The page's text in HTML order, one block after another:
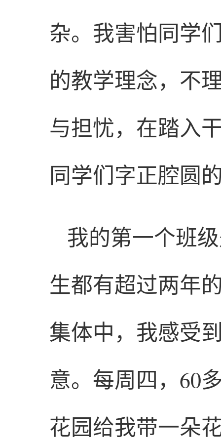
杂。我害怕同学
的教学理念，不
与担忧，在踏入
同学们字正腔圆
我的第一个班
生都有超过两年
集体中，我感受
意。每周四，60
花园给我带一朵